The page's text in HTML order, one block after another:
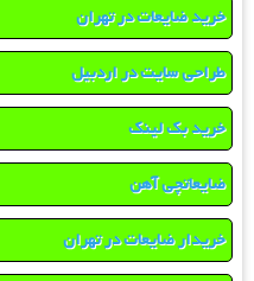
خرید ضایعات در تهران
طراحی سایت در اردبیل
خرید بک لینک
ضایعاتچی آهن
خریدار ضایعات در تهران